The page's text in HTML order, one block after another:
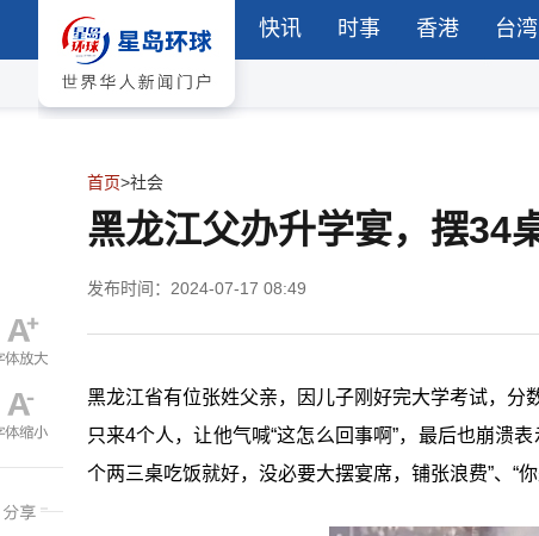
快讯 时事 香港 台湾
首页>社会
黑龙江父办升学宴，摆34
发布时间：2024-07-17 08:49
黑龙江省有位张姓父亲，因儿子刚好完大学考试，
只来4个人，让他气喊“这怎么回事啊”，最后也崩溃
个两三桌吃饭就好，没必要大摆宴席，铺张浪费”、“